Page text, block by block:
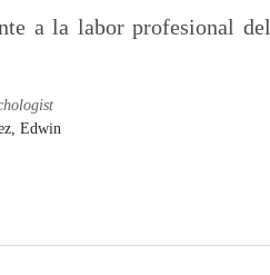
a la labor profesional del
Edwin